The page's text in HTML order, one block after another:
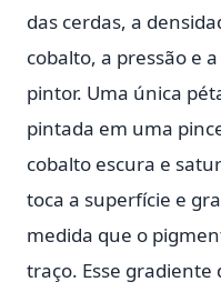
das cerdas, a
cobalto, a pressão e
pintor. Uma única
pintada em uma
cobalto escura e
toca a superfície e
medida que o
traço. Esse